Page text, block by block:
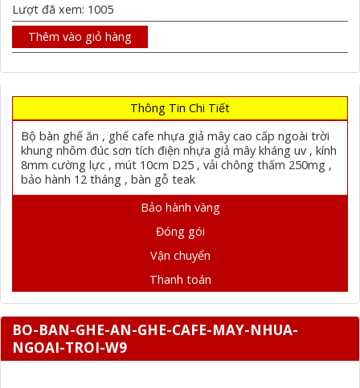
Lượt đã xem: 1005
Thêm vào giỏ hàng
Thông Tin Chi Tiết
Bộ bàn ghế ăn , ghế cafe nhựa giả mây cao cấp ngoài trời
khung nhôm đúc sơn tích điện nhựa giả mây kháng uv , kính
8mm cường lực , mút 10cm D25 , vải chông thấm 250mg ,
bảo hành 12 tháng , bàn gỗ teak
Bảo hành vàng
Đóng gói
Vận chuyển
Thanh toán
BO-BAN-GHE-AN-GHE-CAFE-MAY-NHUA-
NGOAI-TROI-W9